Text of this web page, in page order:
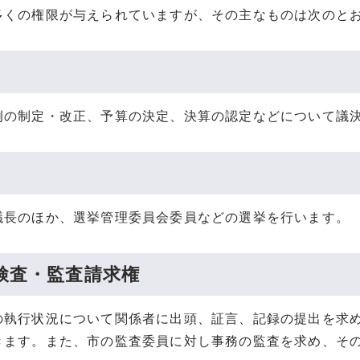
くの権限が与えられていますが、その主なものは次のと
の制定・改正、予算の決定、決算の認定などについて議
のほか、選挙管理委員会委員などの選挙を行います。
査・監査請求権
執行状況について関係者に出頭、証言、記録の提出を求
ます。また、市の監査委員に対し事務の監査を求め、そ